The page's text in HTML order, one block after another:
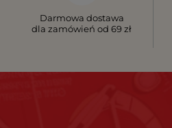
Darmowa dostawa
dla zamówień od 69 zł